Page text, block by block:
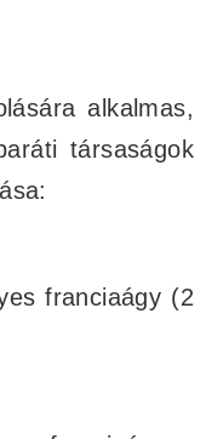
alkalmas,
társaságok
franciaágy (2